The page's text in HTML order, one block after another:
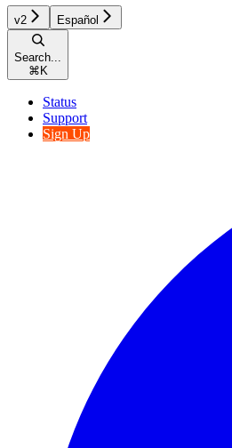
v2 Español
Search...
⌘ K
Status
Support
Sign Up